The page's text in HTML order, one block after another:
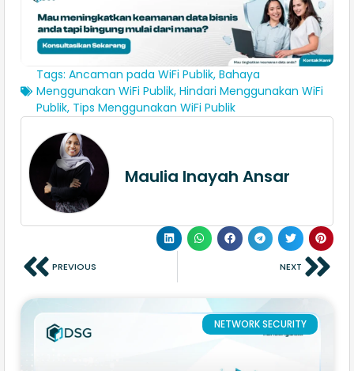
Tags: Ancaman pada WiFi Publik, Bahaya
Menggunakan WiFi Publik, Hindari Menggunakan WiFi
Publik, Tips Menggunakan WiFi Publik
Maulia Inayah Ansar
PREVIOUS NEXT
NETWORK SECURITY